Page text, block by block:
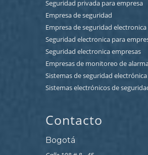
Seguridad privada para empresa
Empresa de seguridad
Empresa de seguridad electronica
Seguridad electronica para
Seguridad electronica empresas
Empresas de monitoreo de
Sistemas de seguridad electrónica
Sistemas electrónicos de
Contacto
Bogotá